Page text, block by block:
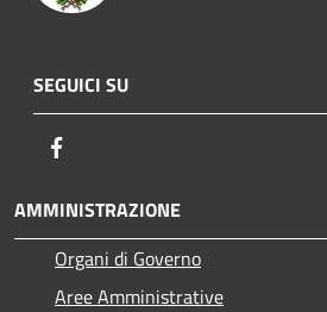
SEGUICI SU
AMMINISTRAZIONE
Organi di Governo
Aree Amministrative